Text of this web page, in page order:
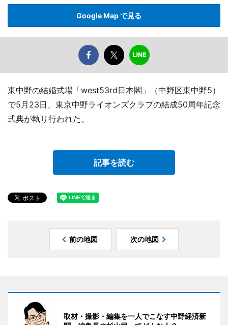
Google Map で見る
東中野の結婚式場「west53rd日本閣」（中野区東中野5）
で5月23日、東京中野ライオンズクラブの結成50周年記念
式典が執り行われた。
記事を読む
前の地図 次の地図
取材・撮影・編集を一人でこなす中野経済新